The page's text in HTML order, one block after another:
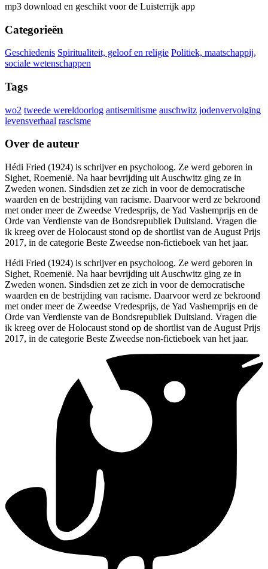
mp3 download en geschikt voor de Luisterrijk app
Categorieën
Geschiedenis Spiritualiteit, geloof en religie Politiek, maatschappij,
sociale wetenschappen
Tags
wo2 tweede wereldoorlog antisemitisme auschwitz jodenvervolging
levensverhaal rascisme
Over de auteur
Hédi Fried (1924) is schrijver en psycholoog. Ze werd geboren in
Sighet, Roemenië. Na haar bevrijding uit Auschwitz ging ze in
Zweden wonen. Sindsdien zet ze zich in voor de democratische
waarden en de bestrijding van racisme. Daarvoor werd ze bekroond
met onder meer de Zweedse Vredesprijs, de Yad Vashemprijs en de
Orde van Verdienste van de Bondsrepubliek Duitsland. Vragen die
ik kreeg over de Holocaust stond op de shortlist van de August Prijs
2017, in de categorie Beste Zweedse non-fictieboek van het jaar.
Hédi Fried (1924) is schrijver en psycholoog. Ze werd geboren in
Sighet, Roemenië. Na haar bevrijding uit Auschwitz ging ze in
Zweden wonen. Sindsdien zet ze zich in voor de democratische
waarden en de bestrijding van racisme. Daarvoor werd ze bekroond
met onder meer de Zweedse Vredesprijs, de Yad Vashemprijs en de
Orde van Verdienste van de Bondsrepubliek Duitsland. Vragen die
ik kreeg over de Holocaust stond op de shortlist van de August Prijs
2017, in de categorie Beste Zweedse non-fictieboek van het jaar.